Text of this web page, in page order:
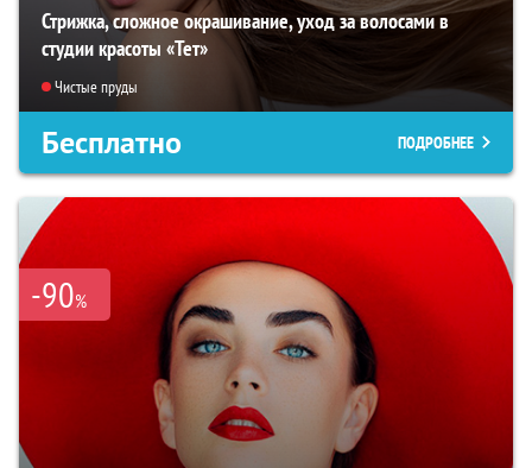
Стрижка, сложное окрашивание, уход за волосами в
студии красоты «Тет»
Чистые пруды
Бесплатно ПОДРОБНЕЕ
-90%